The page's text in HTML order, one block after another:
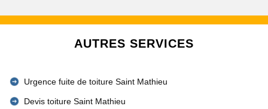
AUTRES SERVICES
Urgence fuite de toiture Saint Mathieu
Devis toiture Saint Mathieu